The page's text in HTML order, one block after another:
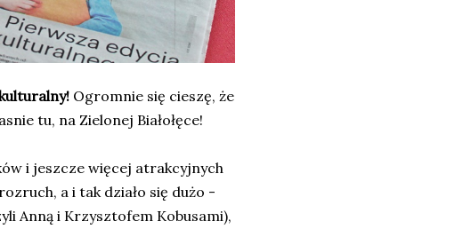
Ogromnie się cieszę, że
tu, na Zielonej Białołęce!
i jeszcze więcej atrakcyjnych
a i tak działo się dużo -
Anną i Krzysztofem Kobusami),